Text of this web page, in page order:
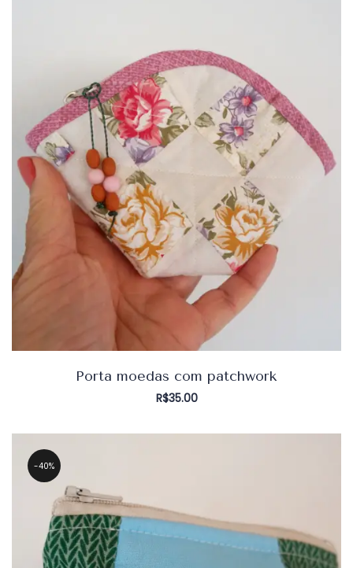
Porta moedas com patchwork
R$35.00
40%